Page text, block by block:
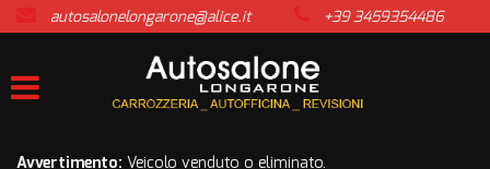
HOME
LISTA VEICOLI
ACQUISTIAMO USATO
autosalonelongarone@alice.it +39 3459354486
Avvertimento: Veicolo venduto o eliminato.